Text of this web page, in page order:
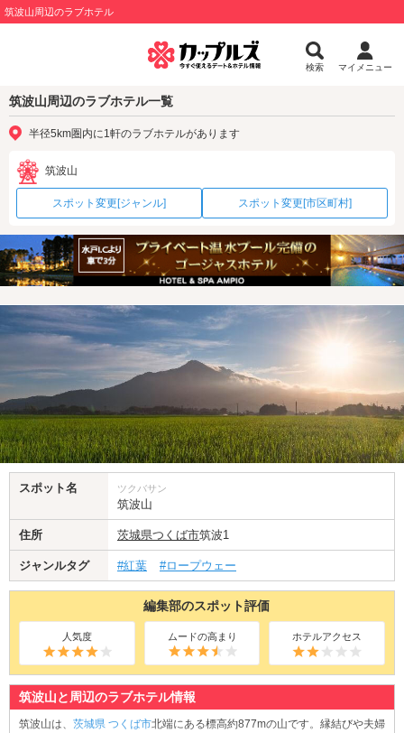
筑波山周辺のラブホテル
検索 マイメニュー
筑波山周辺のラブホテル一覧
半径5km圏内に1軒のラブホテルがあります
筑波山
スポット変更[ジャンル] スポット変更[市区町村]
スポット名 ツクバサン
筑波山
住所 茨城県つくば市筑波1
ジャンルタグ #紅葉 #ロープウェー
編集部のスポット評価
人気度 ムードの高まり ホテルアクセス
筑波山と周辺のラブホテル情報
筑波山は、 茨城県 つくば市北端にある標高約877mの山です。縁結びや夫婦